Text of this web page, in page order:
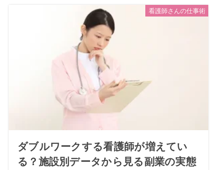
看護師さんの仕事術
ダブルワークする看護師が増えてい
る？施設別データから見る副業の実態